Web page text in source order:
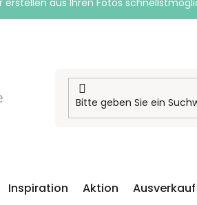
erstellen aus Ihren Fotos
Inspiration Aktion Ausverkauf